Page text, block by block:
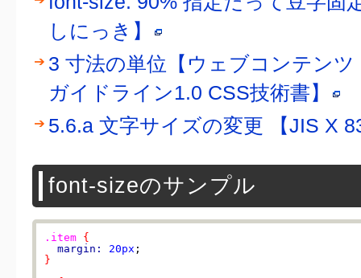
しにっき】
3 寸法の単位【ウェブコンテン
ガイドライン1.0 CSS技術書】
5.6.a 文字サイズの変更 【JIS X
font-sizeのサンプル
.item {
margin:
20px
}